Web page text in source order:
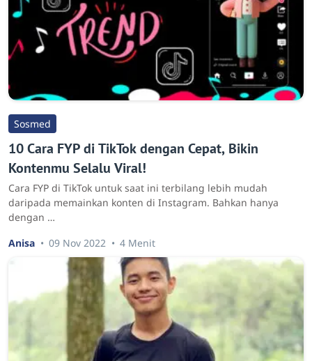
Sosmed
10 Cara FYP di TikTok dengan Cepat, Bikin
Kontenmu Selalu Viral!
Cara FYP di TikTok untuk saat ini terbilang lebih mudah
daripada memainkan konten di Instagram. Bahkan hanya
dengan …
Anisa
09 Nov 2022 4 Menit